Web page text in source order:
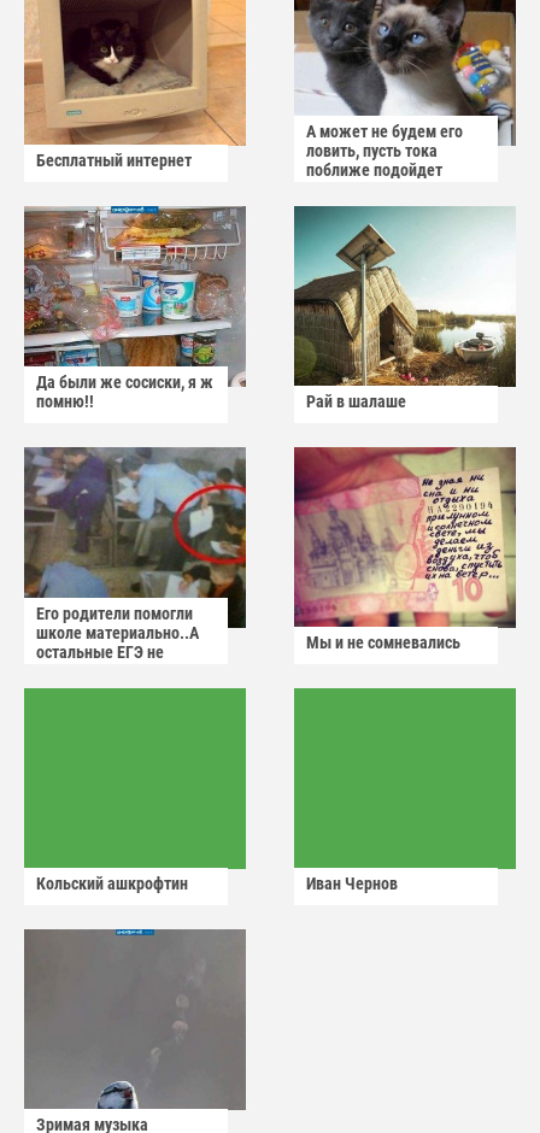
Бесплатный интернет
А может не будем его
ловить, пусть тока
поближе подойдет
Да были же сосиски, я ж
помню!!
Рай в шалаше
Его родители помогли
школе материально..А
остальные ЕГЭ не
Мы и не сомневались
Кольский ашкрофтин Иван Чернов
Зримая музыка